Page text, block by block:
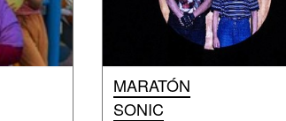
MARATÓN
SONIC